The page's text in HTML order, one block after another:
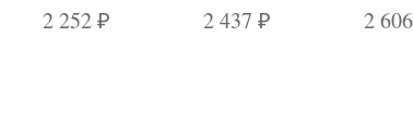
2 252 ₽ 2 437 ₽ 2 606